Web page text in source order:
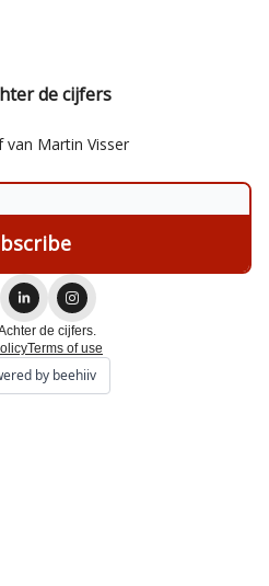
de cijfers
van Martin Visser
de cijfers.
Terms of use
by beehiiv